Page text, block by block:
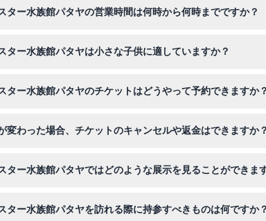
ター水族館パタヤの営業時間は何時から何時までですか？
ター水族館パタヤは小さな子供に適していますか？
ター水族館パタヤのチケットはどうやって予約できますか？
変わった場合、チケットのキャンセルや返金はできますか？
ター水族館パタヤではどのような展示を見ることができま
ター水族館パタヤを訪れる際に持参すべきものは何ですか？